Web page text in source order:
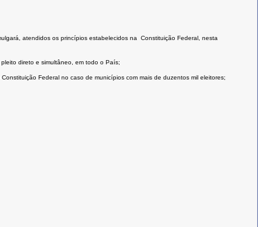
atendidos os princípios estabelecidos na Constituição Federal, nesta
direto e simultâneo, em todo o País;
Federal no caso de municípios com mais de duzentos mil eleitores;